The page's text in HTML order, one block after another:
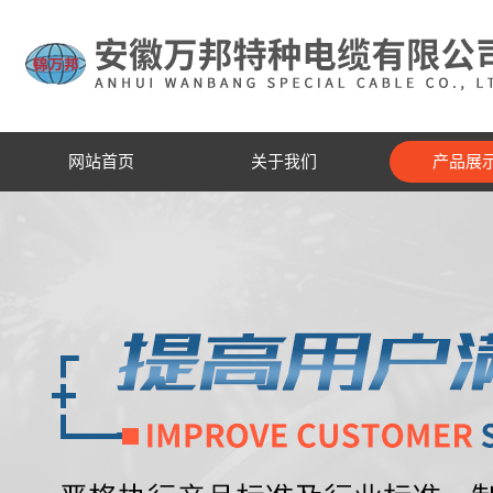
网站首页 关于我们 产品展